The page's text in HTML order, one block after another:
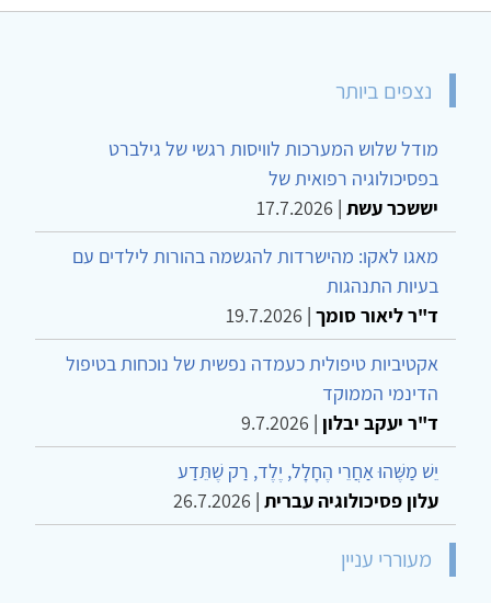
נצפים ביותר
מודל שלוש המערכות לוויסות רגשי של גילברט
בפסיכולוגיה רפואית של
יששכר עשת |
17.7.2026
מאגו לאקו: מהישרדות להגשמה בהורות לילדים עם
בעיות התנהגות
ד"ר ליאור סומך |
19.7.2026
אקטיביות טיפולית כעמדה נפשית של נוכחות בטיפול
הדינמי הממוקד
ד"ר יעקב יבלון |
9.7.2026
יֵשׁ מַשֶּׁהוּ אַחֲרֵי הֶחָלָל, יֶלֶד, רַק שֶׁתֵּדַע
עלון פסיכולוגיה עברית |
26.7.2026
מעוררי עניין